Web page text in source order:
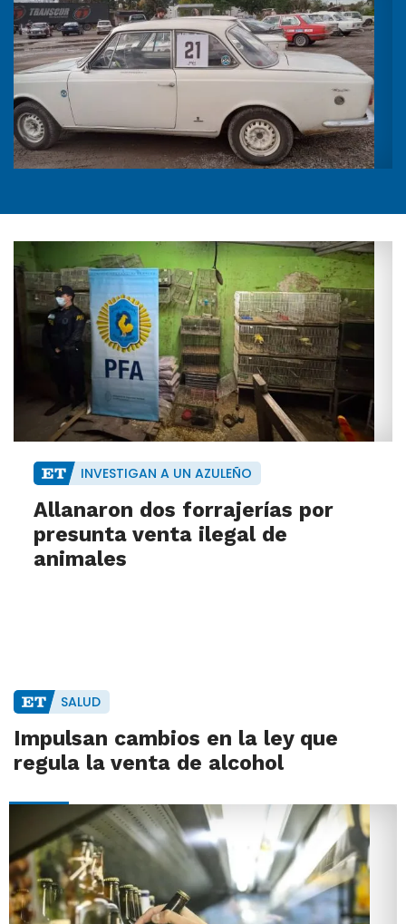
INVESTIGAN A UN AZULEÑO
Allanaron dos forrajerías por
presunta venta ilegal de
animales
SALUD
Impulsan cambios en la ley que
regula la venta de alcohol